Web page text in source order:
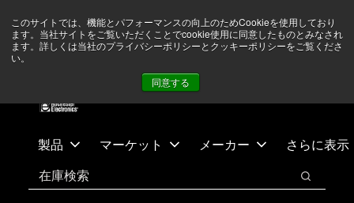
このサイトでは、機能とパフォーマンスの向上のためCookieを使用しており
ます。当社サイトをご覧いただくことでcookie使用に同意したものとみなされ
ます。詳しくは当社のプライバシーポリシーとクッキーポリシーをご覧くださ
い。
同意する
テ
ス
ありません 詳しい情報はこちら➜
製品 マーケット メーカー さらに表示
検索
検索